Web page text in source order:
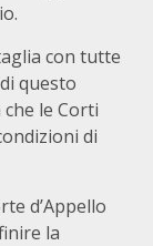
con tutte
questo
le Corti
di
d’Appello
la